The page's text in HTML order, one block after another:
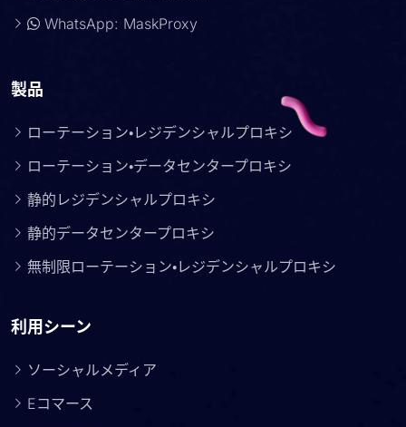
WhatsApp: MaskProxy
製品
ローテーション・レジデンシャルプロキシ
ローテーション・データセンタープロキシ
静的レジデンシャルプロキシ
静的データセンタープロキシ
無制限ローテーション・レジデンシャルプロキシ
利用シーン
ソーシャルメディア
Eコマース